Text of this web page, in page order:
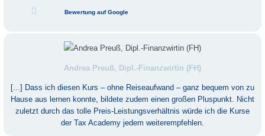
Bewertung auf Google
Andrea Preuß, Dipl.-Finanzwirtin (FH)
[...] Dass ich diesen Kurs – ohne Reiseaufwand – ganz bequem von zu
Hause aus lernen konnte, bildete zudem einen großen Pluspunkt. Nicht
zuletzt durch das tolle Preis-Leistungsverhältnis würde ich die Kurse
der Tax Academy jedem weiterempfehlen.